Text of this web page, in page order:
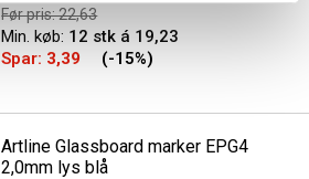
Før pris: 22,63
Min. køb: 12 stk á 19,23
Spar: 3,39 (-15%)
Artline Glassboard marker EPG4
2,0mm lys blå